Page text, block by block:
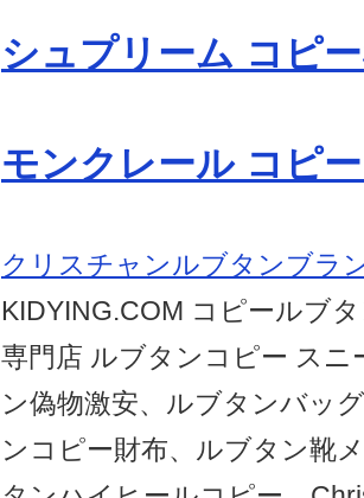
シュプリーム コピ
モンクレール コピ
クリスチャンルブタンブラ
KIDYING.COM コピールブ
専門店 ルブタンコピー スニ
ン偽物激安、ルブタンバッ
ンコピー財布、ルブタン靴